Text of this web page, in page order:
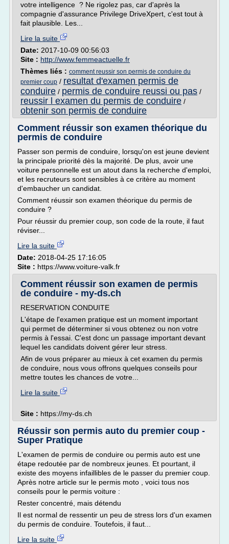
votre intelligence ? Ne rigolez pas, car d'après la
compagnie d'assurance Privilege DriveXpert, c'est tout à
fait plausible. Les...
Lire la suite
Date: 2017-10-09 00:56:03
Site : http://www.femmeactuelle.fr
Thèmes liés : comment reussir son permis de conduire du
premier coup / resultat d'examen permis de
conduire / permis de conduire reussi ou pas /
reussir l examen du permis de conduire /
obtenir son permis de conduire
Comment réussir son examen théorique du
permis de conduire
Passer son permis de conduire, lorsqu'on est jeune devient
la principale priorité dès la majorité. De plus, avoir une
voiture personnelle est un atout dans la recherche d'emploi,
et les recruteurs sont sensibles à ce critère au moment
d'embaucher un candidat.
Comment réussir son examen théorique du permis de
conduire ?
Pour réussir du premier coup, son code de la route, il faut
réviser...
Lire la suite
Date: 2018-04-25 17:16:05
Site : https://www.voiture-valk.fr
Comment réussir son examen de permis
de conduire - my-ds.ch
RESERVATION CONDUITE
L'étape de l'examen pratique est un moment important
qui permet de déterminer si vous obtenez ou non votre
permis à l'essai. C'est donc un passage important devant
lequel les candidats doivent gérer leur stress.
Afin de vous préparer au mieux à cet examen du permis
de conduire, nous vous offrons quelques conseils pour
mettre toutes les chances de votre...
Lire la suite
Site : https://my-ds.ch
Réussir son permis auto du premier coup -
Super Pratique
L'examen de permis de conduire ou permis auto est une
étape redoutée par de nombreux jeunes. Et pourtant, il
existe des moyens infaillibles de le passer du premier coup.
Après notre article sur le permis moto , voici tous nos
conseils pour le permis voiture :
Rester concentré, mais détendu
Il est normal de ressentir un peu de stress lors d'un examen
du permis de conduire. Toutefois, il faut...
Lire la suite